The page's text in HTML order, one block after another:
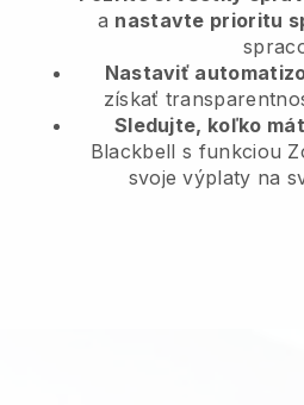
a nastavte prioritu
Nastaviť
získať
Sledujte, koľko
Blackbell s funkciou
svoje výplaty na